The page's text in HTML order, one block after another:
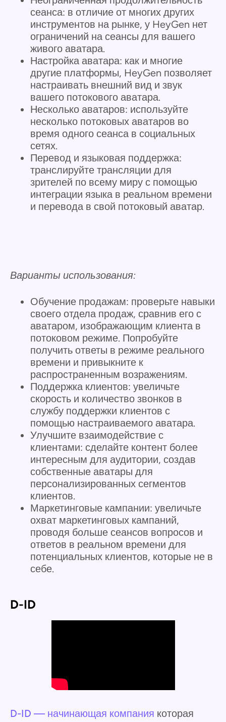
сеанса: в отличие от многих других
инструментов на рынке, у HeyGen нет
ограничений на сеансы для вашего
живого аватара.
Настройка аватара: как и многие
другие платформы, HeyGen позволяет
настраивать внешний вид и звук
вашего потокового аватара.
Несколько аватаров: используйте
несколько потоковых аватаров во
время одного сеанса в социальных
сетях.
Перевод и языковая поддержка:
транслируйте трансляции для
зрителей по всему миру с помощью
интеграции языка в реальном времени
и перевода в свой потоковый аватар.
Варианты использования:
Обучение продажам: проверьте навыки
своего отдела продаж, сравнив его с
аватаром, изображающим клиента в
потоковом режиме. Попробуйте
получить ответы в режиме реального
времени и привыкните к
распространенным возражениям.
Поддержка клиентов: увеличьте
скорость и количество звонков в
службу поддержки клиентов с
помощью настраиваемого аватара.
Улучшите взаимодействие с
клиентами: сделайте контент более
интересным для аудитории, создав
собственные аватары для
персонализированных сегментов
клиентов.
Маркетинговые кампании: увеличьте
охват маркетинговых кампаний,
проводя больше сеансов вопросов и
ответов в реальном времени для
потенциальных клиентов, которые не в
себе.
D-ID
D-ID — начинающая компания которая